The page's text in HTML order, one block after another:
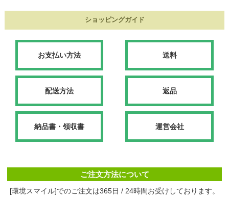
ショッピングガイド
お支払い方法 送料
配送方法 返品
納品書・領収書 運営会社
ご注文方法について
[環境スマイル]でのご注文は365日 / 24時間お受けしております。